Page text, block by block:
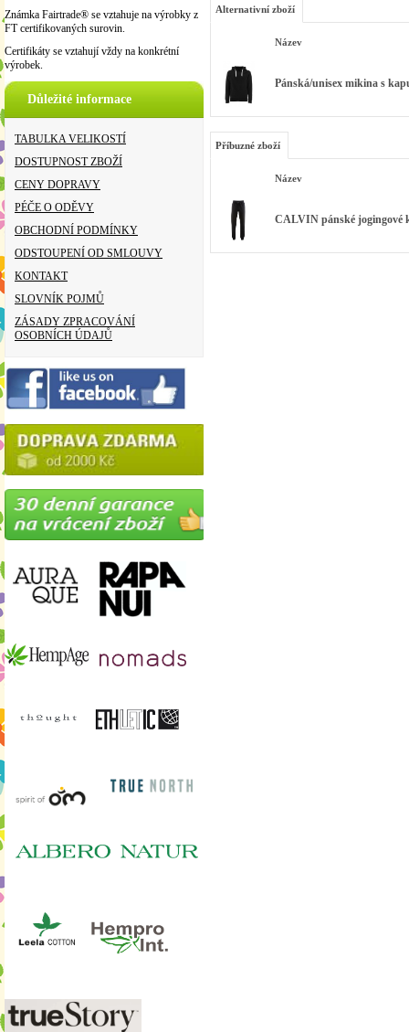
Známka Fairtrade® se vztahuje na výrobky z
FT certifikovaných surovin.
Certifikáty se vztahují vždy na konkrétní
výrobek.
Důležité informace
TABULKA VELIKOSTÍ
DOSTUPNOST ZBOŽÍ
CENY DOPRAVY
PÉČE O ODĚVY
OBCHODNÍ PODMÍNKY
ODSTOUPENÍ OD SMLOUVY
KONTAKT
SLOVNÍK POJMŮ
ZÁSADY ZPRACOVÁNÍ
OSOBNÍCH ÚDAJŮ
Alternativní zboží
Název
Pánská/unisex mikina s
Příbuzné zboží
Název
CALVIN pánské jogingové